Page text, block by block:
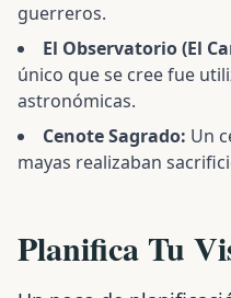
guerreros.
El Observatorio (El
único que se cree fue
astronómicas.
Cenote Sagrado: Un
mayas realizaban
Planifica Tu